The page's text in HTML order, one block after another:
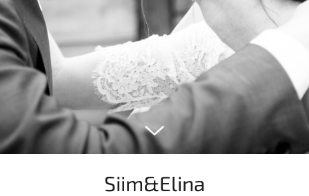
Siim&Elina